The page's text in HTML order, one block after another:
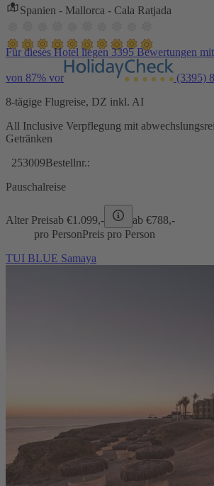
Spanien - Mallorca - Cala Ratjada
Für dieses Hotel liegen 3395 Bewertungen
von 87% vor (3395)
8-tägige Flugreise, DZ inkl. AI
All Inclusive Verpflegung mit
Getränken
253009Bestellnr.:
Pauschalreise
Alter Preisab €1.099,- ab €788,-
pro PersonPreis pro Person
TUI BLUE Samaya